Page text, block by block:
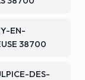
EN-
38700
DES-